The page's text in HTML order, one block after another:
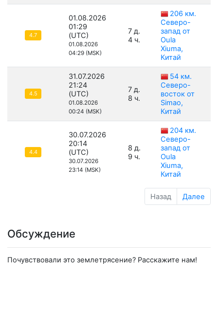
4.7
01.08.2026
01:29
(UTC)
01.08.2026
04:29 (MSK)
7 д.
4 ч.
206 км.
Северо-
запад от
Oula
Xiuma,
Китай
4.5
31.07.2026
21:24
(UTC)
01.08.2026
00:24 (MSK)
7 д.
8 ч.
54 км.
Северо-
восток от
Simao,
Китай
4.4
30.07.2026
20:14
(UTC)
30.07.2026
23:14 (MSK)
8 д.
9 ч.
204 км.
Северо-
запад от
Oula
Xiuma,
Китай
Назад Далее
Обсуждение
Почувствовали это землетрясение? Расскажите нам!